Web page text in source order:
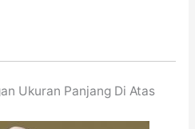
Ukuran Panjang Di Atas